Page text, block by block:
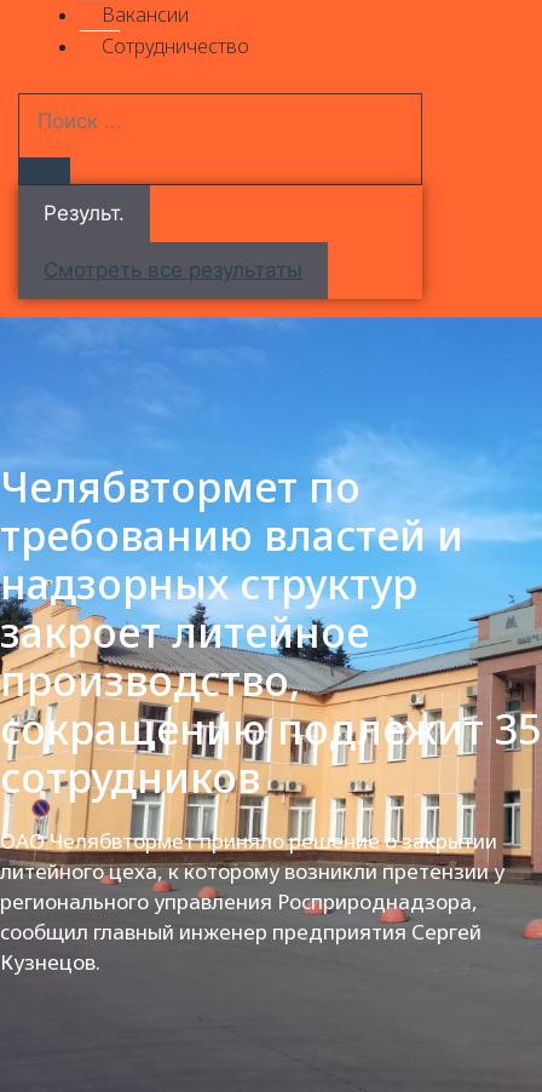
Вакансии
Сотрудничество
Результ.
Смотреть все результаты
Челябвтормет по
требованию властей и
надзорных структур
закроет литейное
производство,
сокращению подлежит 35
сотрудников
ОАО Челябвтормет приняло решение о закрытии
литейного цеха, к которому возникли претензии у
регионального управления Росприроднадзора,
сообщил главный инженер предприятия Сергей
Кузнецов.